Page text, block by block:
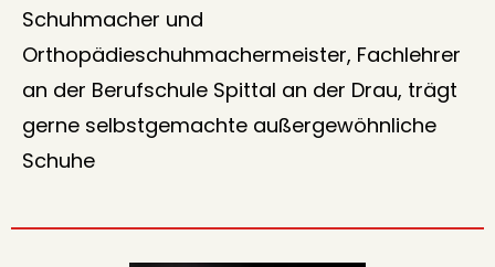
Schuhmacher und
Orthopädieschuhmachermeister, Fachlehrer
an der Berufschule Spittal an der Drau, trägt
gerne selbstgemachte außergewöhnliche
Schuhe